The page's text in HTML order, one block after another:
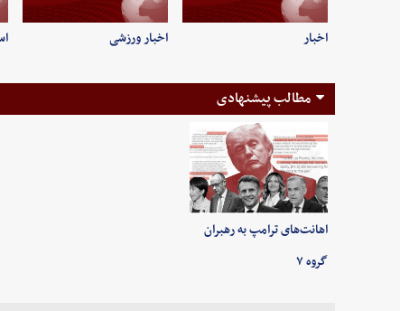
اخبار اخبار ورزشی
مطالب پیشنهادی
اهانت‌های ترامپ به رهبران
گروه ۷